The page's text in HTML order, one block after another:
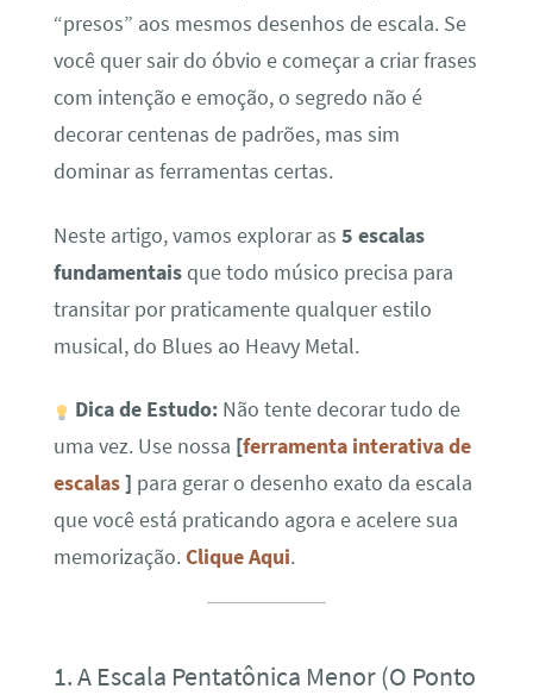
“presos” aos mesmos desenhos de escala. Se
você quer sair do óbvio e começar a criar frases
com intenção e emoção, o segredo não é
decorar centenas de padrões, mas sim
dominar as ferramentas certas.
Neste artigo, vamos explorar as 5 escalas
fundamentaisque todo músico precisa para
transitar por praticamente qualquer estilo
musical, do Blues ao Heavy Metal.
Dica de Estudo:Não tente decorar tudo de
uma vez. Use nossa [ferramenta interativa de
escalas] para gerar o desenho exato da escala
que você está praticando agora e acelere sua
memorização.Clique Aqui.
1. A Escala Pentatônica Menor (O Ponto